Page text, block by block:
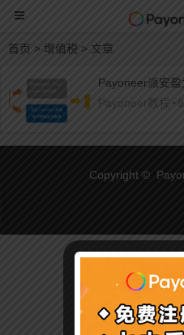
首页 > 增值税 > 文章
Payoneer派安
Payoneer教程 •
Copyright ©